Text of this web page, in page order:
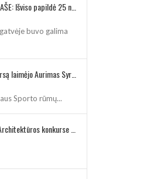
DAUGIAU MODERNIZMO UNESCO SĄRAŠE: Išviso papildė 25 nauji paveldo objektai
buvo galima
KONGRESŲ CENTRAS VILNIUJE: Konkursą laimėjo Aurimas Syrusas su „IMPLMNT architects“
Sporto rūmų...
LIETUVOS AUKČIAUSIASIS TEISMAS: Architektūros konkurse varžosi 8 rekonstrukcijos vizijos